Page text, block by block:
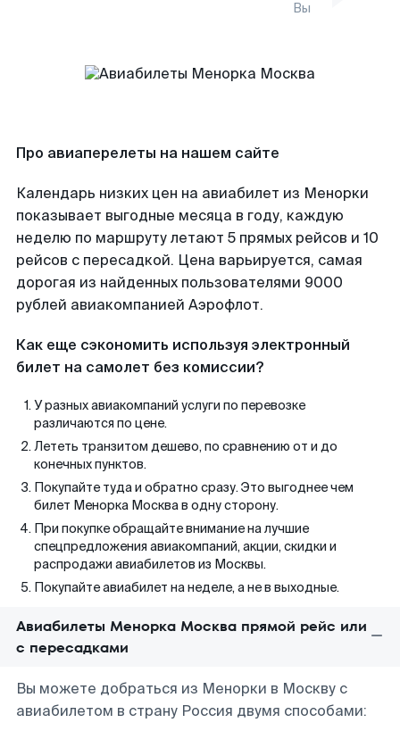
Вы
Про авиаперелеты на нашем сайте
Календарь низких цен на авиабилет из Менорки
показывает выгодные месяца в году, каждую
неделю по маршруту летают 5 прямых рейсов и 10
рейсов с пересадкой. Цена варьируется, самая
дорогая из найденных пользователями 9000
рублей авиакомпанией Аэрофлот.
Как еще сэкономить используя электронный
билет на самолет без комиссии?
У разных авиакомпаний услуги по перевозке
различаются по цене.
Лететь транзитом дешево, по сравнению от и до
конечных пунктов.
Покупайте туда и обратно сразу. Это выгоднее чем
билет Менорка Москва в одну сторону.
При покупке обращайте внимание на лучшие
спецпредложения авиакомпаний, акции, скидки и
распродажи авиабилетов из Москвы.
Покупайте авиабилет на неделе, а не в выходные.
Авиабилеты Менорка Москва прямой рейс или
с пересадками
Вы можете добраться из Менорки в Москву с
авиабилетом в страну Россия двумя способами: